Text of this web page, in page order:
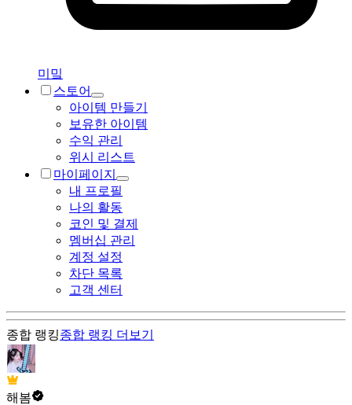
미밐
스토어
아이템 만들기
보유한 아이템
수익 관리
위시 리스트
마이페이지
내 프로필
나의 활동
코인 및 결제
멤버십 관리
계정 설정
차단 목록
고객 센터
종합 랭킹종합 랭킹 더보기
해봄